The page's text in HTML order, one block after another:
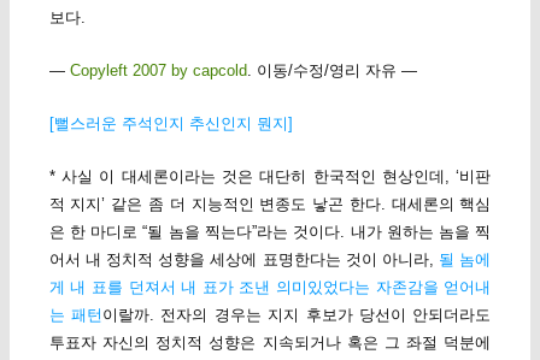
보다.
— Copyleft 2007 by capcold. 이동/수정/영리 자유 —
[뻘스러운 주석인지 추신인지 뭔지]
* 사실 이 대세론이라는 것은 대단히 한국적인 현상인데, ‘비판
적 지지’ 같은 좀 더 지능적인 변종도 낳곤 한다. 대세론의 핵심
은 한 마디로 “될 놈을 찍는다”라는 것이다. 내가 원하는 놈을 찍
어서 내 정치적 성향을 세상에 표명한다는 것이 아니라, 될 놈에
게 내 표를 던져서 내 표가 조낸 의미있었다는 자존감을 얻어내
는 패턴 이랄까. 전자의 경우는 지지 후보가 당선이 안되더라도
투표자 자신의 정치적 성향은 지속되거나 혹은 그 좌절 덕분에